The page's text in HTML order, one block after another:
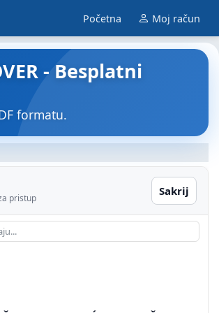
Početna Moj račun
- Besplatni
formatu.
pristup
Sakrij